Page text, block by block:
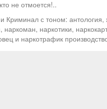
не отмоется!..
с тоном: антология,
наркотики,
и наркотрафик